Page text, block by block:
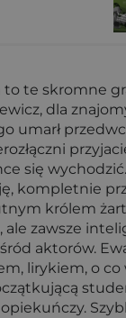
to te skromne
dla
umarł
się wychodzić.
kompletnie
królem
ale zawsze
aktorów.
lirykiem, o